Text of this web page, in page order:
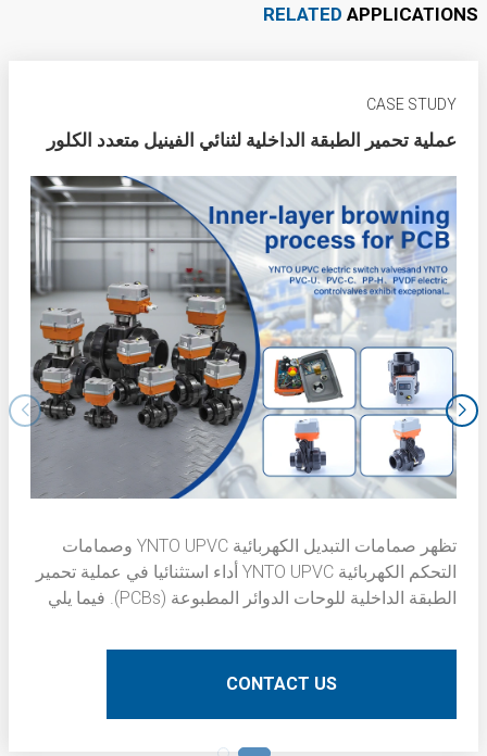
RELATED APPLICATIONS
CASE STUDY
عملية تحمير الطبقة الداخلية لثنائي الفينيل متعدد الكلور
تظهر صمامات التبديل الكهربائية YNTO UPVC وصمامات
التحكم الكهربائية YNTO UPVC أداء استثنائيا في عملية تحمير
الطبقة الداخلية للوحات الدوائر المطبوعة (PCBs). فيما يلي
CONTACT US